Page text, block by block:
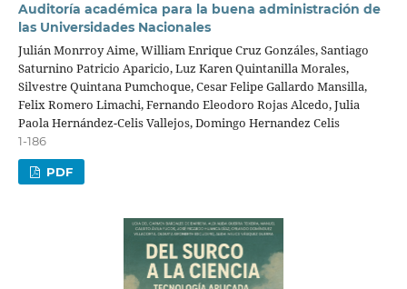
Auditoría académica para la buena administración de
las Universidades Nacionales
Julián Monrroy Aime, William Enrique Cruz Gonzáles, Santiago
Saturnino Patricio Aparicio, Luz Karen Quintanilla Morales,
Silvestre Quintana Pumchoque, Cesar Felipe Gallardo Mansilla,
Felix Romero Limachi, Fernando Eleodoro Rojas Alcedo, Julia
Paola Hernández-Celis Vallejos, Domingo Hernandez Celis
1-186
PDF